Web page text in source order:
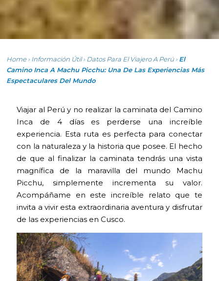
Home › Información Útil› Datos Para El Viajero A Perú › El
Camino Inca A Machu Picchu: Una De Las Experiencias Más
Espectaculares Del Mundo
Viajar al Perú y no realizar la caminata del Camino
Inca de 4 días es perderse una increíble
experiencia. Esta ruta es perfecta para conectar
con la naturaleza y la historia que posee. El hecho
de que al finalizar la caminata tendrás una vista
magnífica de la maravilla del mundo Machu
Picchu, simplemente incrementa su valor.
Acompáñame en este increíble relato que te
invita a vivir esta extraordinaria aventura y disfrutar
de las experiencias en Cusco.